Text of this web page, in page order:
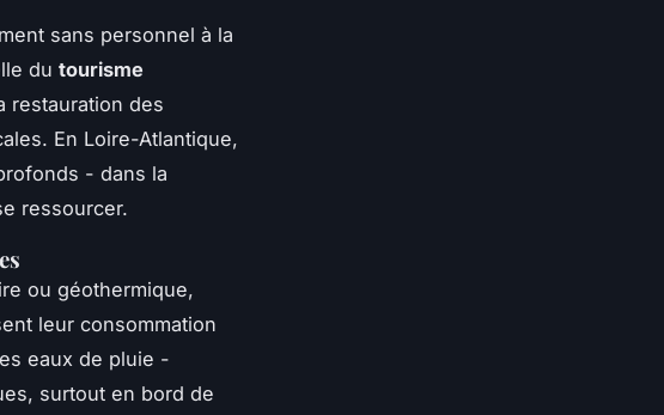
sans personnel à la
du tourisme
restauration des
En Loire-Atlantique,
- dans la
ressourcer.
ou géothermique,
leur consommation
eaux de pluie -
surtout en bord de